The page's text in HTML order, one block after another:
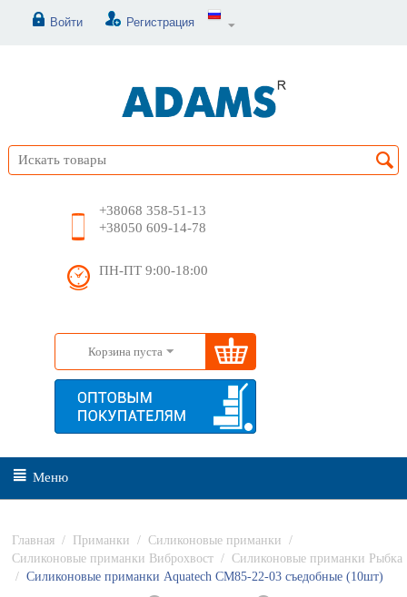
Войти Регистрация
+38068 358-51-13
+38050 609-14-78
ПН-ПТ 9:00-18:00
Корзина пуста
Меню
Главная / Приманки / Силиконовые приманки
/
Силиконовые приманки Виброхвост / Силиконовые приманки Рыбка
/ Силиконовые приманки Aquatech СМ85-22-03 съедобные (10шт)